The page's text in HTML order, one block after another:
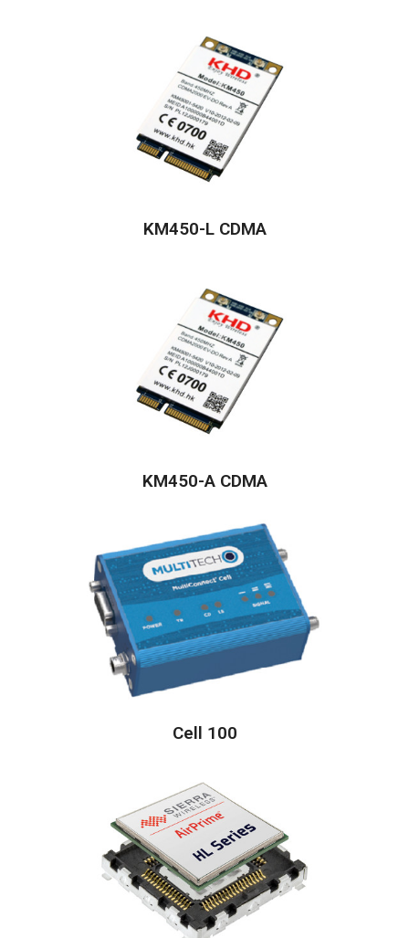
KM450-L CDMA
KM450-A CDMA
Cell 100